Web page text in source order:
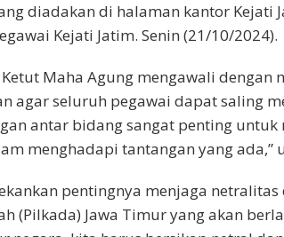
diadakan di halaman kantor Kejati
Kejati Jatim. Senin (21/10/2024).
Maha Agung mengawali dengan
agar seluruh pegawai dapat saling
antar bidang sangat penting
menghadapi tantangan yang ada,”
pentingnya menjaga
(Pilkada) Jawa Timur yang akan